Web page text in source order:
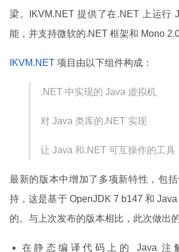
梁。IKVM.NET 提供了在.NET 上运行
能，并支持微软的.NET 框架和 Mono 2.0
IKVM.NET 项目由以下组件构成：
.NET 中实现的 Java 虚拟机
对 Java 类库的.NET 实现
让 Java 和.NET 可互操作的工具
最新的版本中增加了多项新特性，包
持，这是基于 OpenJDK 7 b147 和
的。与上次发布的版本相比，此次做出
在静态编译代码上的 Java 注